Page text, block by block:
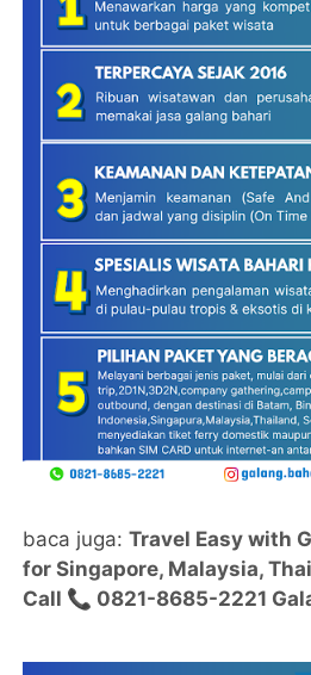
baca juga:Travel Easy with
for Singapore, Malaysia,
Call 📞 0821-8685-2221